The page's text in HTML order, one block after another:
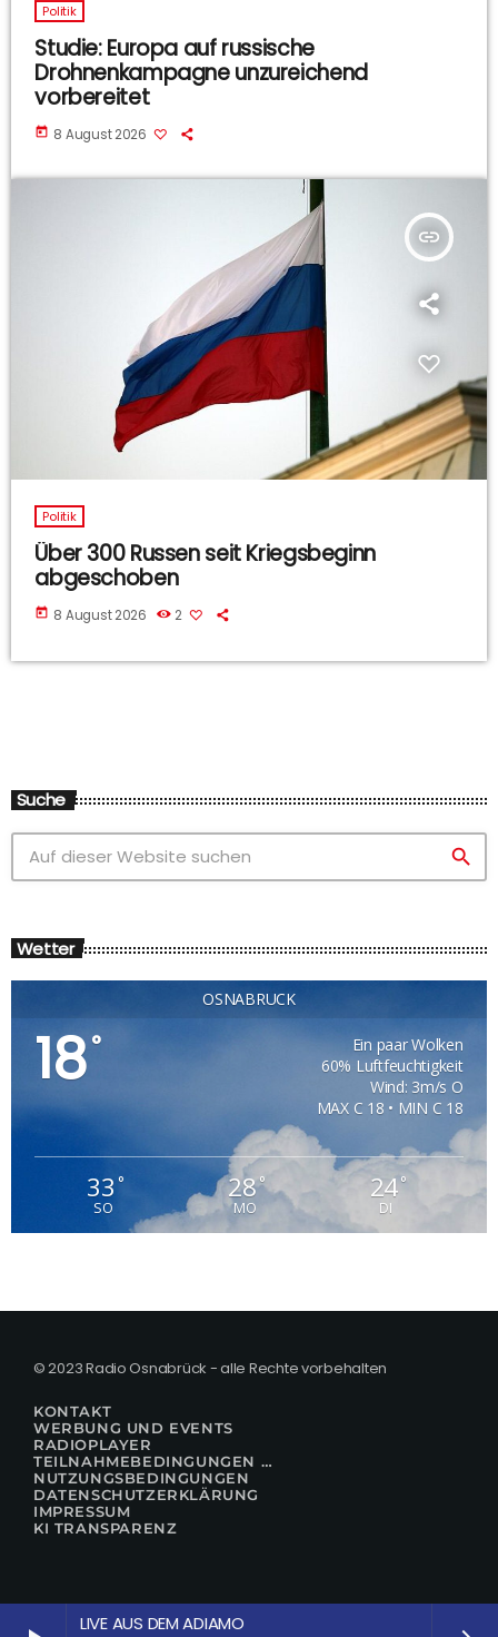
LIVE AUS DEM ADIAMO
Politik
Studie: Europa auf russische
Drohnenkampagne unzureichend
vorbereitet
today 8 August 2026
insert_link
Politik
Über 300 Russen seit Kriegsbeginn
abgeschoben
today 8 August 2026 2
Suche
search
Wetter
OSNABRÜCK
18°
Ein paar Wolken
60% Luftfeuchtigkeit
Wind: 3m/s O
MAX C 18 • MIN C 18
33 °
SO
28°
MO
24°
DI
© 2023 Radio Osnabrück - alle Rechte vorbehalten
KONTAKT
WERBUNG UND EVENTS
RADIOPLAYER
TEILNAHMEBEDINGUNGEN FÜR GEWINNSPIELE
NUTZUNGSBEDINGUNGEN
DATENSCHUTZERKLÄRUNG
IMPRESSUM
KI TRANSPARENZ